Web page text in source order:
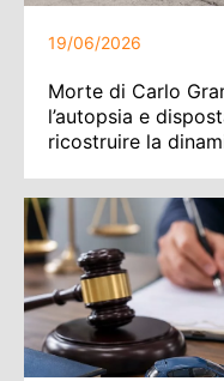
19/06/2026
Morte di Carlo
l’autopsia e
ricostruire la